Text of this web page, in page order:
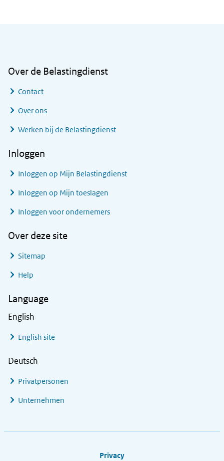
Over de Belastingdienst
Contact
Over ons
Werken bij de Belastingdienst
Inloggen
Inloggen op Mijn Belastingdienst
Inloggen op Mijn toeslagen
Inloggen voor ondernemers
Over deze site
Sitemap
Help
Language
English
English site
Deutsch
Privatpersonen
Unternehmen
Privacy